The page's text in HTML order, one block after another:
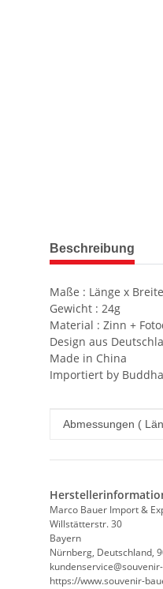
weitere
Beschreibung
Maße : Länge x
Gewicht : 24g
Material : Zinn +
Design aus
Made in China
Importiert by
Wert
Abmessungen (
Marco Bauer Import &
Willstätterstr. 30
Bayern
Nürnberg, Deutschland,
https://www.souvenir-